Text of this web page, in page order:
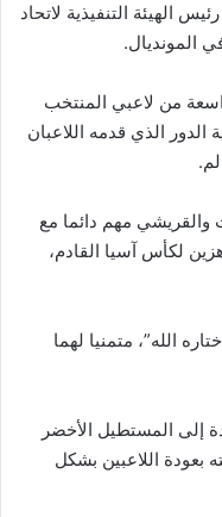
الهيئة التنفيذية لاتحاد
المونديال.
من لاعبي المنتخب
الدور الذي قدمه اللاعبان
مهم دائما مع
لكأس آسيا القادم،
الله”، متمنيا لهما
إلى المستطيل الأخضر
بعودة اللاعبين بشكل